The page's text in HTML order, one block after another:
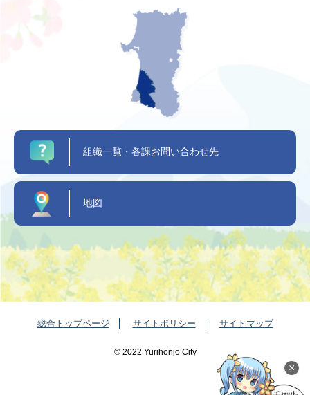
×
組織一覧・各課お問い合わせ先
地図
総合トップページ サイトポリシー サイトマップ
©️ 2022 Yurihonjo City